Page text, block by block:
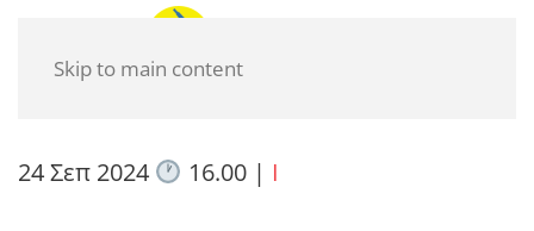
Skip to main content
24 Σεπ 2024 16.00| I